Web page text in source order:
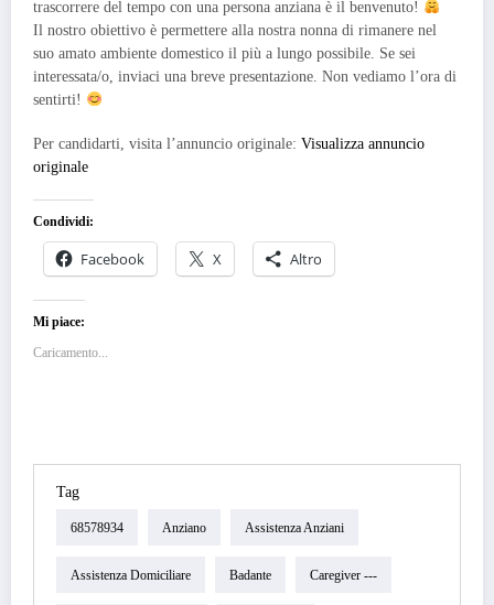
trascorrere del tempo con una persona anziana è il benvenuto!
Il nostro obiettivo è permettere alla nostra nonna di rimanere nel
suo amato ambiente domestico il più a lungo possibile. Se sei
interessata/o, inviaci una breve presentazione. Non vediamo l’ora di
sentirti!
Per candidarti, visita l’annuncio originale: Visualizza annuncio
originale
Condividi:
Facebook X Altro
Mi piace:
Caricamento...
Tag
68578934 Anziano Assistenza Anziani
Assistenza Domiciliare Badante Caregiver ---